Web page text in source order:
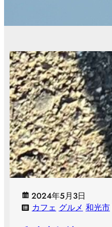
2024年5月3日
カフェ グルメ 和光市